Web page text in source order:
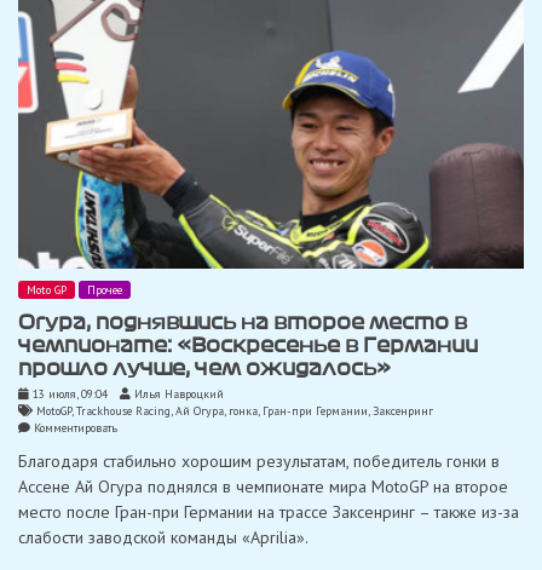
Moto GP Прочее
Огура, поднявшись на второе место в
чемпионате: «Воскресенье в Германии
прошло лучше, чем ожидалось»
13 июля, 09:04
Илья Навроцкий
MotoGP,Trackhouse Racing,Ай Огура, гонка, Гран-при Германии,Заксенринг
Комментироватьon
поднявшись
второе
место
чемпионате:
Благодаря стабильно хорошим результатам, победитель гонки в
Ассене Ай Огура поднялся в чемпионате мира MotoGP на второе
место после Гран-при Германии на трассе Заксенринг – также из-за
слабости заводской команды «Aprilia».